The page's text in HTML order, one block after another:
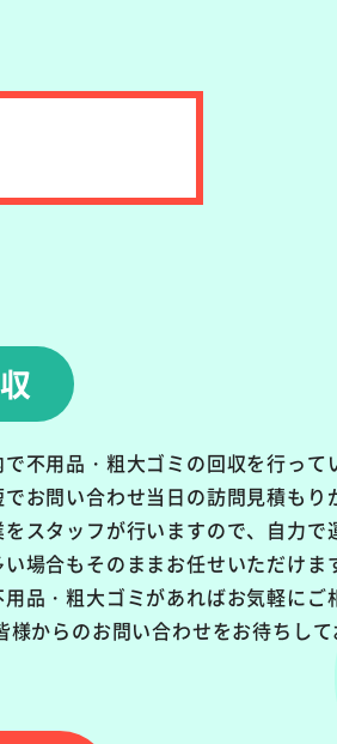
不用品・粗大ゴミの回収を行って
お問い合わせ当日の訪問見積もり
スタッフが行いますので、自力で
場合もそのままお任せいただけま
品・粗大ゴミがあればお気軽にご
からのお問い合わせをお待ちして